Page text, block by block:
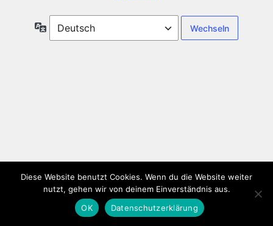
Sprache
Diese Website benutzt Cookies. Wenn du die Website weiter
nutzt, gehen wir von deinem Einverständnis aus.
OK
Datenschutzerklärung